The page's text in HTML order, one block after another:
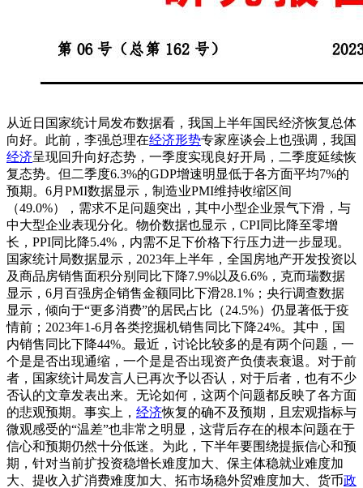
从近日国家统计局发布数据看，我国上半年国民经济恢复总体
向好。此前，李强总理在经济形势专家座谈会上也强调，我国
经济呈现回升向好态势，一季度实现良好开局，二季度延续恢
复态势。但二季度6.3%的GDP增速明显低于各方面平均7%的
预期。6月PMI数据显示，制造业PMI维持收缩区间
（49.0%），需求不足问题突出，其中小型企业景气下滑，与
中大型企业表现分化。物价数据也显示，CPI同比降至零增
长，PPI同比降5.4%，内需不足下价格下行压力进一步显现。
国家统计局数据显示，2023年上半年，全国房地产开发投资以
及商品房销售面积分别同比下降7.9%以及6.6%，克而瑞数据
显示，6月百强房企销售金额同比下滑28.1%；央行调查数据
显示，倾向于“更多消费”的居民占比（24.5%）仍显著低于疫
情前；2023年1-6月各类挖掘机销售同比下降24%。其中，国
内销售同比下降44%。最近，讨论比较多的是有两个问题，一
个是是否出现通缩，一个是是否出现资产负债表衰退。对于前
者，国家统计局发言人已再次予以否认，对于后者，也有不少
否认的文章发表出来。无论如何，这两个问题都反映了各方面
的悲观预期。事实上， 经济恢复的确不及预期，且宏观指标与
微观感受的“温差”也非常之明显，这背后存在的根本问题在于
信心和预期仍然十分低迷。为此，下半年要围绕提振信心和预
期，针对当前扩投资稳增长难度加大、保主体稳就业难度加
大、提收入扩消费难度加大、拓市场稳外贸难度加大、货币政